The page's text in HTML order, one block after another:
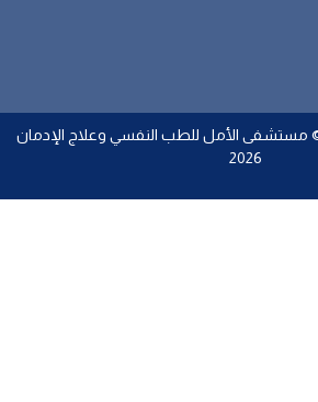
الأمل للطب النفسي وعلاج الإدمان
2026